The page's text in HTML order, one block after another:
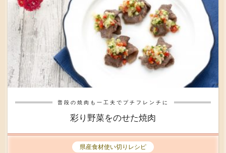
普段の焼肉も一工夫でプチフレンチに
彩り野菜をのせた焼肉
県産食材使い切りレシピ